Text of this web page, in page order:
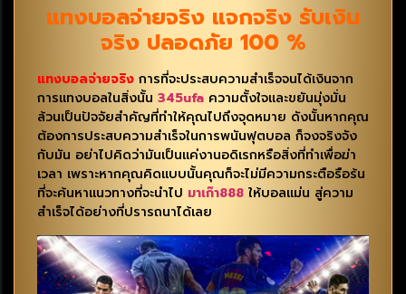
แทงบอลจ่ายจริง แจกจริง รับเงิน
จริง ปลอดภัย 100 %
แทงบอลจ่ายจริง การที่จะประสบความสำเร็จจนได้เงินจาก
การแทงบอลในสิ่งนั้น 345ufa ความตั้งใจและขยันมุ่งมั่น
ล้วนเป็นปัจจัยสำคัญที่ทำให้คุณไปถึงจุดหมาย ดังนั้นหากคุณ
ต้องการประสบความสำเร็จในการพนันฟุตบอล ก็จงจริงจัง
กับมัน อย่าไปคิดว่ามันเป็นแค่งานอดิเรกหรือสิ่งที่ทำเพื่อฆ่า
เวลา เพราะหากคุณคิดแบบนั้นคุณก็จะไม่มีความกระตือรือร้น
ที่จะค้นหาแนวทางที่จะนำไป มาเก๊า888 ให้บอลแม่น สู่ความ
สำเร็จได้อย่างที่ปรารถนาได้เลย